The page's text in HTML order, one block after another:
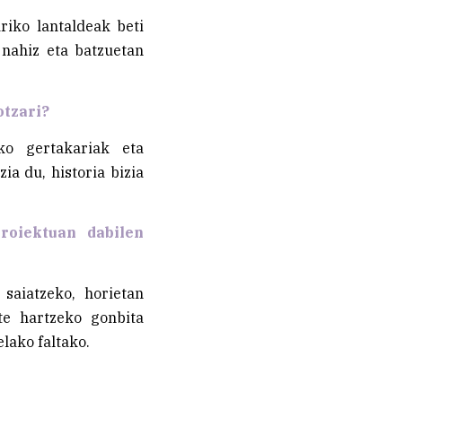
lantaldeak beti
eta batzuetan
gertakariak eta
du, historia bizia
dabilen
horietan
hartzeko gonbita
faltako.